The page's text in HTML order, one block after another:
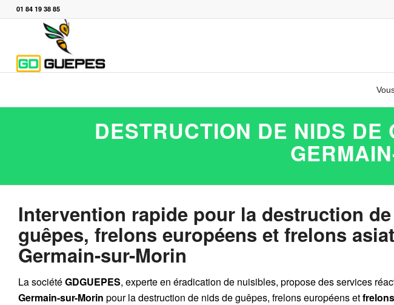
01 84 19 38 85
DESTRUCTION DE NIDS
Intervention rapide pour la destruction
guêpes, frelons européens et frelons
Germain-sur-Morin
La sociétéGDGUEPES, experte en éradication de nuisibles, propose des services
Germain-sur-Morin pour la destruction de nids de guêpes, frelons européenset